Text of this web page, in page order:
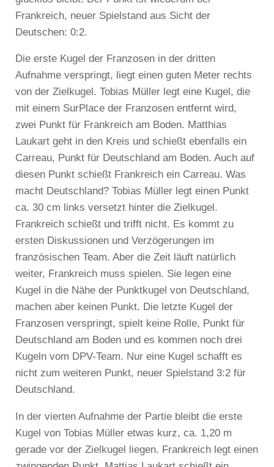
Frankreich, neuer Spielstand aus Sicht der
Deutschen: 0:2.
Die erste Kugel der Franzosen in der dritten
Aufnahme verspringt, liegt einen guten Meter rechts
von der Zielkugel. Tobias Müller legt eine Kugel, die
mit einem SurPlace der Franzosen entfernt wird,
zwei Punkt für Frankreich am Boden. Matthias
Laukart geht in den Kreis und schießt ebenfalls ein
Carreau, Punkt für Deutschland am Boden. Auch auf
diesen Punkt schießt Frankreich ein Carreau. Was
macht Deutschland? Tobias Müller legt einen Punkt
ca. 30 cm links versetzt hinter die Zielkugel.
Frankreich schießt und trifft nicht. Es kommt zu
ersten Diskussionen und Verzögerungen im
französischen Team. Aber die Zeit läuft natürlich
weiter, Frankreich muss spielen. Sie legen eine
Kugel in die Nähe der Punktkugel von Deutschland,
machen aber keinen Punkt. Die letzte Kugel der
Franzosen verspringt, spielt keine Rolle, Punkt für
Deutschland am Boden und es kommen noch drei
Kugeln vom DPV-Team. Nur eine Kugel schafft es
nicht zum weiteren Punkt, neuer Spielstand 3:2 für
Deutschland.
In der vierten Aufnahme der Partie bleibt die erste
Kugel von Tobias Müller etwas kurz, ca. 1,20 m
gerade vor der Zielkugel liegen. Frankreich legt einen